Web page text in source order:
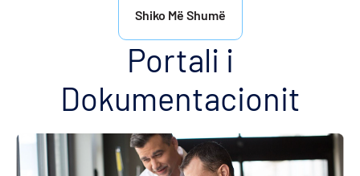
Shiko Më Shumë
Portali i
Dokumentacionit